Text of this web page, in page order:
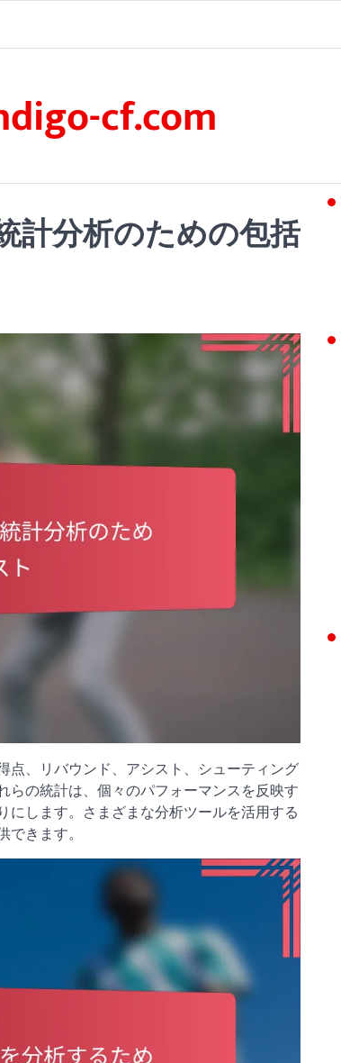
cf.com
計分析のための包括
点、リバウンド、アシスト、シューティング
らの統計は、個々のパフォーマンスを反映す
にします。さまざまな分析ツールを活用する
きます。